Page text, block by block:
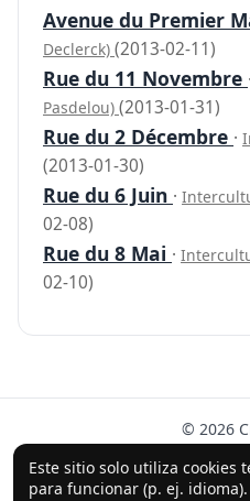
Este sitio solo utiliza cookies
para funcionar (p. ej.
Avenue du Premier
Declerck) (2013-02-11)
Rue du 11 Novembre ·
Pasdelou) (2013-01-31)
Rue du 2 Décembre ·
(2013-01-30)
Rue du 6 Juin ·
02-08)
Rue du 8 Mai ·
02-10)
© 2026
Historia en las calles ·